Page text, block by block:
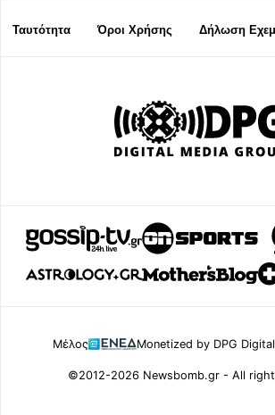
Ταυτότητα Όροι Χρήσης Δήλωση
Μέλος Monetized by DPG
©2012-2026 Newsbomb.gr - All